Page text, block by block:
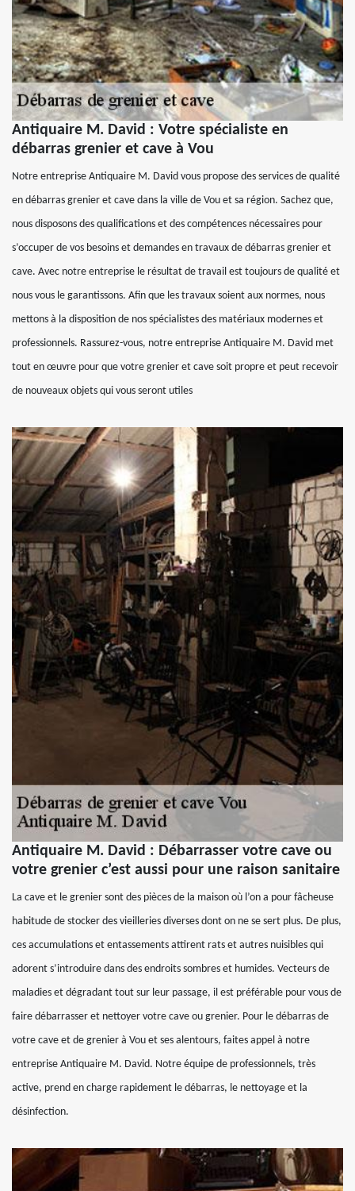
Antiquaire M. David : Votre spécialiste en
débarras grenier et cave à Vou
Notre entreprise Antiquaire M. David vous propose des services de qualité
en débarras grenier et cave dans la ville de Vou et sa région. Sachez que,
nous disposons des qualifications et des compétences nécessaires pour
s’occuper de vos besoins et demandes en travaux de débarras grenier et
cave. Avec notre entreprise le résultat de travail est toujours de qualité et
nous vous le garantissons. Afin que les travaux soient aux normes, nous
mettons à la disposition de nos spécialistes des matériaux modernes et
professionnels. Rassurez-vous, notre entreprise Antiquaire M. David met
tout en œuvre pour que votre grenier et cave soit propre et peut recevoir
de nouveaux objets qui vous seront utiles
Antiquaire M. David : Débarrasser votre cave ou
votre grenier c’est aussi pour une raison sanitaire
La cave et le grenier sont des pièces de la maison où l’on a pour fâcheuse
habitude de stocker des vieilleries diverses dont on ne se sert plus. De plus,
ces accumulations et entassements attirent rats et autres nuisibles qui
adorent s’introduire dans des endroits sombres et humides. Vecteurs de
maladies et dégradant tout sur leur passage, il est préférable pour vous de
faire débarrasser et nettoyer votre cave ou grenier. Pour le débarras de
votre cave et de grenier à Vou et ses alentours, faites appel à notre
entreprise Antiquaire M. David. Notre équipe de professionnels, très
active, prend en charge rapidement le débarras, le nettoyage et la
désinfection.